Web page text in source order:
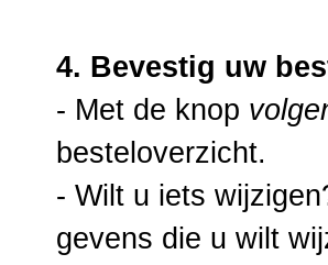
4. Bevestig uw
- Met de knop
besteloverzicht.
- Wilt u iets
gevens die u wilt